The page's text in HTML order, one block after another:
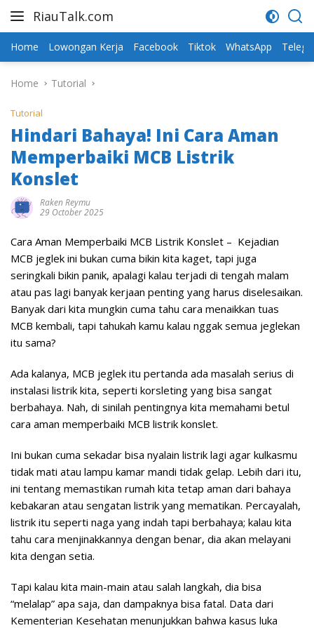
RiauTalk.com
Update
Terkini
Home Lowongan Kerja Facebook Tiktok WhatsApp
Home Tutorial
Tutorial
Hindari Bahaya! Ini Cara Aman
Memperbaiki MCB Listrik
Konslet
Raken Reymu
29 October 2025
Cara Aman Memperbaiki MCB Listrik Konslet – Kejadian
MCB jeglek ini bukan cuma bikin kita kaget, tapi juga
seringkali bikin panik, apalagi kalau terjadi di tengah malam
atau pas lagi banyak kerjaan penting yang harus diselesaikan.
Banyak dari kita mungkin cuma tahu cara menaikkan tuas
MCB kembali, tapi tahukah kamu kalau nggak semua jeglekan
itu sama?
Ada kalanya, MCB jeglek itu pertanda ada masalah serius di
instalasi listrik kita, seperti korsleting yang bisa sangat
berbahaya. Nah, di sinilah pentingnya kita memahami betul
cara aman memperbaiki MCB listrik konslet.
Ini bukan cuma sekadar bisa nyalain listrik lagi agar kulkasmu
tidak mati atau lampu kamar mandi tidak gelap. Lebih dari itu,
ini tentang memastikan rumah kita tetap aman dari bahaya
kebakaran atau sengatan listrik yang mematikan. Percayalah,
listrik itu seperti naga yang indah tapi berbahaya; kalau kita
tahu cara menjinakkannya dengan benar, dia akan melayani
kita dengan setia.
Tapi kalau kita main-main atau salah langkah, dia bisa
“melalap” apa saja, dan dampaknya bisa fatal. Data dari
Kementerian Kesehatan menunjukkan bahwa kasus luka